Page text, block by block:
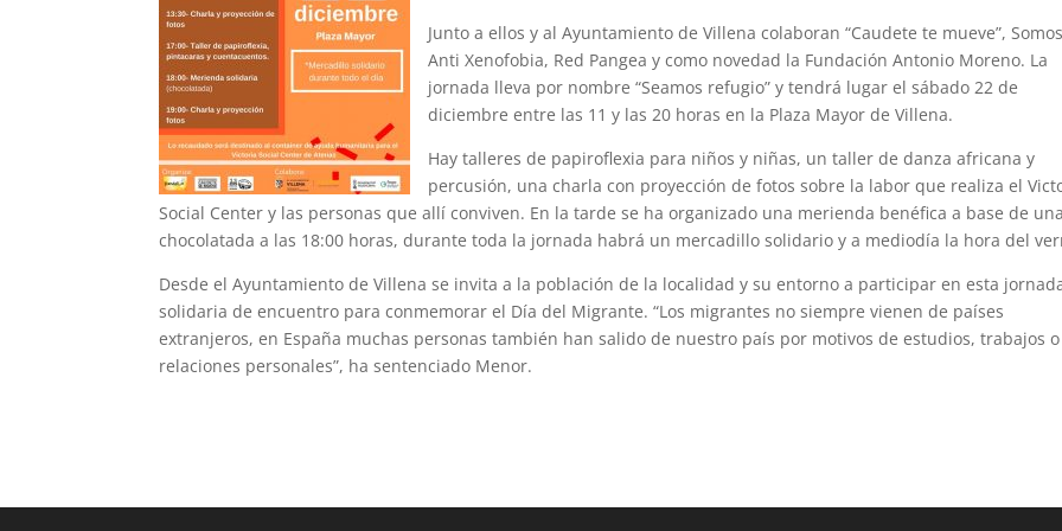
Junto a ellos y al Ayuntamiento de Villena colaboran “Caudete te mueve”, Somos
Anti Xenofobia, Red Pangea y como novedad la Fundación Antonio Moreno. La
jornada lleva por nombre “Seamos refugio” y tendrá lugar el sábado 22 de
diciembre entre las 11 y las 20 horas en la Plaza Mayor de Villena.
Hay talleres de papiroflexia para niños y niñas, un taller de danza africana y
percusión, una charla con proyección de fotos sobre la labor que realiza el
Social Center y las personas que allí conviven. En la tarde se ha organizado una merienda benéfica a base de una
chocolatada a las 18:00 horas, durante toda la jornada habrá un mercadillo solidario y a mediodía la hora del
Desde el Ayuntamiento de Villena se invita a la población de la localidad y su entorno a participar en esta
solidaria de encuentro para conmemorar el Día del Migrante. “Los migrantes no siempre vienen de países
extranjeros, en España muchas personas también han salido de nuestro país por motivos de estudios, trabajos o
relaciones personales”, ha sentenciado Menor.